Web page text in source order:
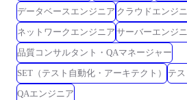
データベースエンジニア クラウドエンジ
ネットワークエンジニア サーバーエンジ
品質コンサルタント・QAマネージャー
SET（テスト自動化・アーキテクト）
テ
QAエンジニア